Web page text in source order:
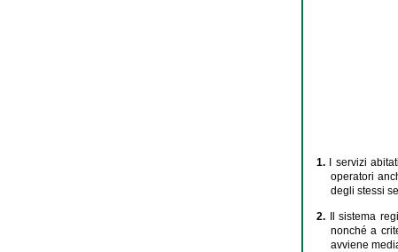
1.
I servizi
operatori
degli stessi
2.
Il sistema
nonché a
avviene